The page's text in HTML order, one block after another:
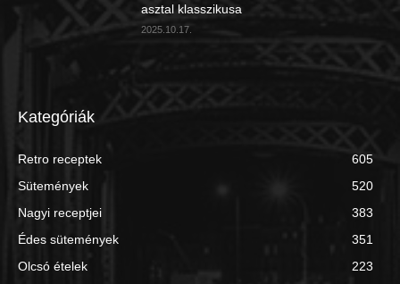
asztal klasszikusa
2025.10.17.
Kategóriák
Retro receptek
605
Sütemények
520
Nagyi receptjei
383
Édes sütemények
351
Olcsó ételek
223